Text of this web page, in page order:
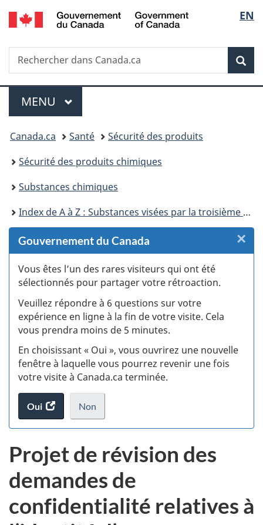
Passer
au
des
Passer
au
principal
Passer
à
Au
du
Passer
à
version
simplifiée
de
la
EN
Recherche
Rechercher
dans
Menu
MENU PRINCIPAL
Vous
êtes
ici :
Canada.ca Santé
Sécurité des produits
Sécurité des produits chimiques
Substances chimiques
Index de A à Z : Substances visées par la troisième phase du Plan de gestion des produits chimiques
Gouvernement du Canada
Vous êtes l’un des rares visiteurs qui ont été
sélectionnés pour partager votre rétroaction.
Veuillez répondre à 6 questions sur votre
expérience en ligne à la fin de votre visite. Cela
vous prendra moins de 5 minutes.
En choisissant « Oui », vous ouvrirez une nouvelle
fenêtre à laquelle vous pourrez revenir une fois
votre visite à Canada.ca terminée.
Oui
accéder
au
Non
je
pas
participer
au
sondage
du
.
×
Projet de révision des
demandes de
confidentialité relatives à